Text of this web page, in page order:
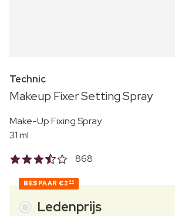
Technic
Makeup Fixer Setting Spray
Make-Up Fixing Spray
31 ml
868
BESPAAR €2 90
Ledenprijs